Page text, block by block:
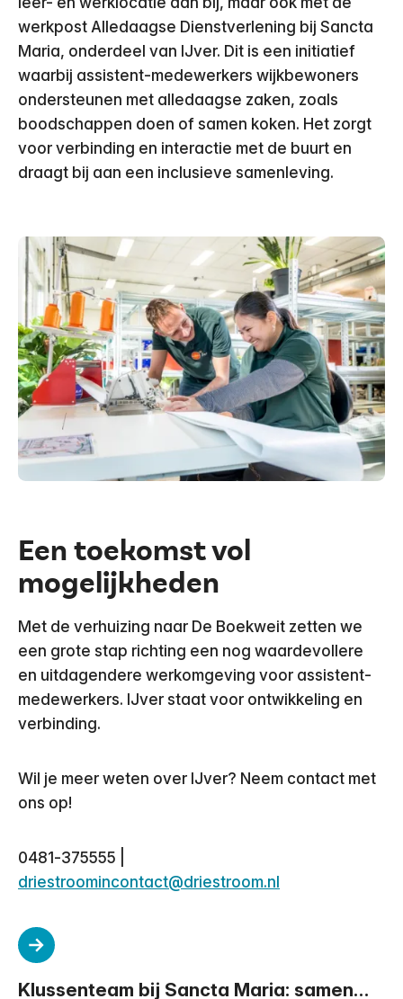
werkpost Alledaagse Dienstverlening bij Sancta
Maria, onderdeel van IJver. Dit is een initiatief
waarbij assistent-medewerkers wijkbewoners
ondersteunen met alledaagse zaken, zoals
boodschappen doen of samen koken. Het zorgt
voor verbinding en interactie met de buurt en
draagt bij aan een inclusieve samenleving.
Een toekomst vol
mogelijkheden
Met de verhuizing naar De Boekweit zetten we
een grote stap richting een nog waardevollere
en uitdagendere werkomgeving voor assistent-
medewerkers. IJver staat voor ontwikkeling en
verbinding.
Wil je meer weten over IJver? Neem contact met
ons op!
0481-375555 |
driestroomincontact@driestroom.nl
Klussenteam bij Sancta Maria: samen